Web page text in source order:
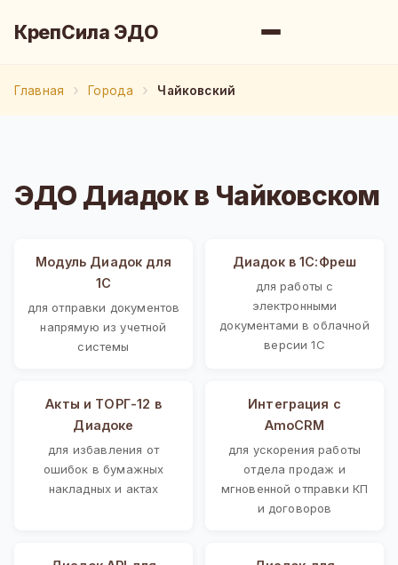
КрепСила ЭДО
Главная Города Чайковский
ЭДО Диадок в Чайковском
Модуль Диадок для
1С
для отправки документов
напрямую из учетной
системы
Диадок в 1С:Фреш
для работы с
электронными
документами в облачной
версии 1С
Акты и ТОРГ-12 в
Диадоке
для избавления от
ошибок в бумажных
накладных и актах
Интеграция с
AmoCRM
для ускорения работы
отдела продаж и
мгновенной отправки КП
и договоров